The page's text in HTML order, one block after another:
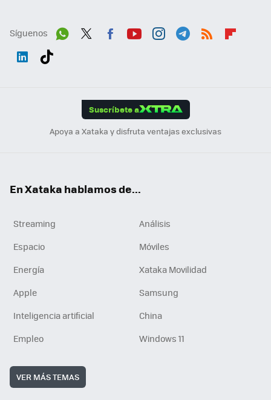
Síguenos
Suscríbete a
Apoya a Xataka y disfruta ventajas exclusivas
En Xataka hablamos de...
Streaming
Análisis
Espacio
Móviles
Energía
Xataka Movilidad
Apple
Samsung
Inteligencia artificial
China
Empleo
Windows 11
VER MÁS TEMAS